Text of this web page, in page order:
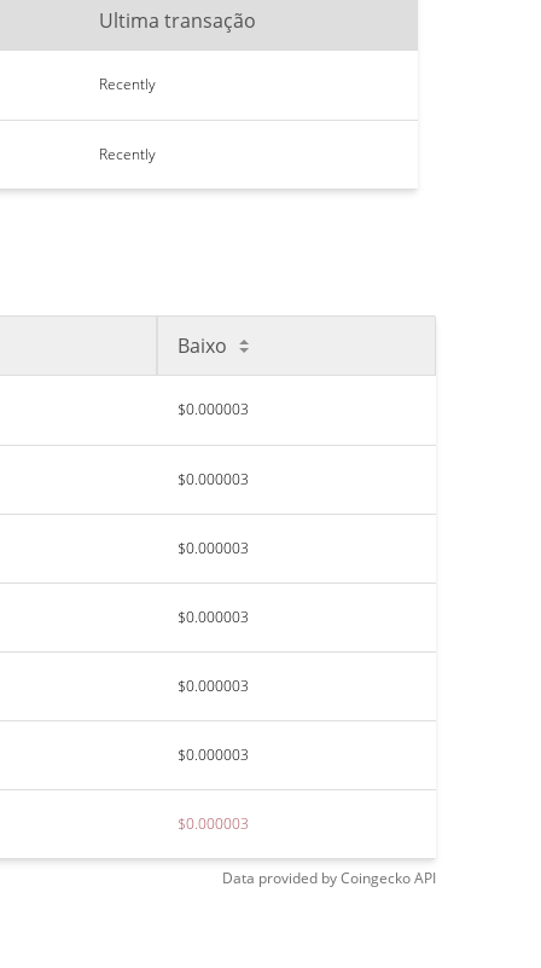
Ultima transação
Recently
Recently
Baixo
$0.000003
$0.000003
$0.000003
$0.000003
$0.000003
$0.000003
$0.000003
Data provided byCoingeckoAPI